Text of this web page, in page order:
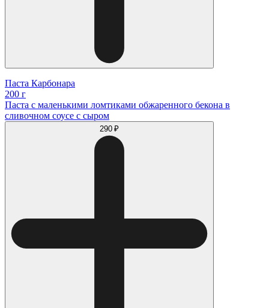
Паста Карбонара
200 г
Паста с маленькими ломтиками обжаренного бекона в
сливочном соусе с сыром
290 ₽